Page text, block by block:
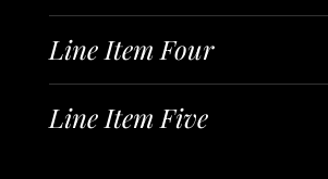
Line Item Four
Line Item Five